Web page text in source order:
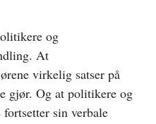
og
At
virkelig satser på
gjør. Og at politikere og
sin verbale